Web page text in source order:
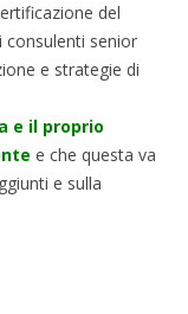
del
consulenti senior
e strategie di
e il proprio
e che questa va
e sulla